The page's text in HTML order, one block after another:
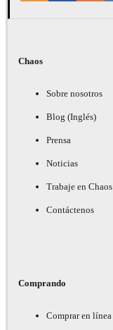
Chaos
Sobre nosotros
Blog (Inglés)
Prensa
Noticias
Trabaje en Chaos
Contáctenos
Comprando
Comprar en línea